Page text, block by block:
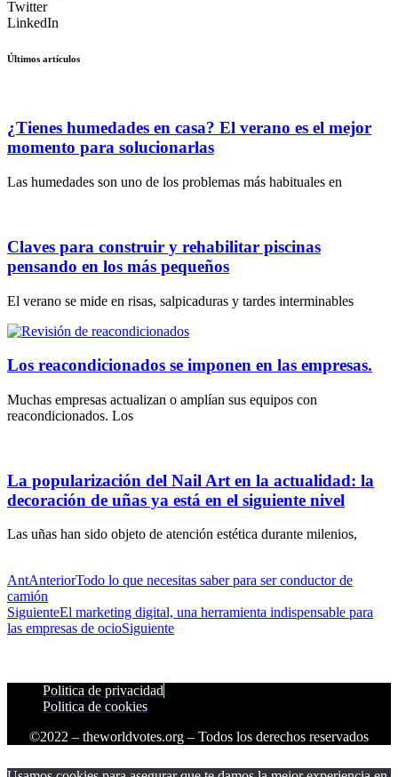
Twitter
LinkedIn
Últimos artículos
¿Tienes humedades en casa? El verano es el mejor
momento para solucionarlas
Las humedades son uno de los problemas más habituales en
Claves para construir y rehabilitar piscinas
pensando en los más pequeños
El verano se mide en risas, salpicaduras y tardes interminables
Los reacondicionados se imponen en las empresas.
Muchas empresas actualizan o amplían sus equipos con
reacondicionados. Los
La popularización del Nail Art en la actualidad: la
decoración de uñas ya está en el siguiente nivel
Las uñas han sido objeto de atención estética durante milenios,
AntAnteriorTodo lo que necesitas saber para ser conductor de
camión
SiguienteEl marketing digital, una herramienta indispensable para
las empresas de ocioSiguiente
Politica de privacidad
Politica de cookies
©2022 – theworldvotes.org – Todos los derechos reservados